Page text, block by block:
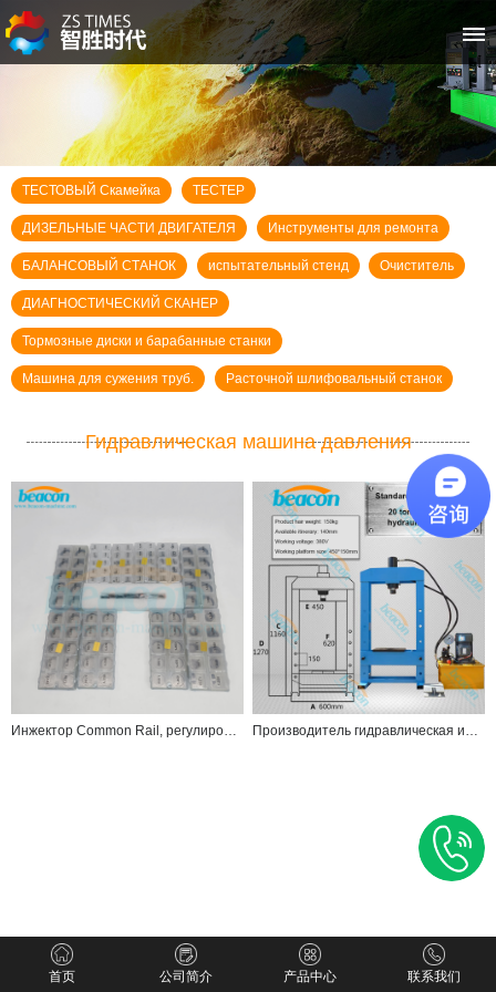
首页
关于智胜时代
空压机系列
冷水机系列
客户案例
新闻资讯
联系我们
ТЕСТОВЫЙ Скамейка ТЕСТЕР
ДИЗЕЛЬНЫЕ ЧАСТИ ДВИГАТЕЛЯ Инструменты для ремонта
БАЛАНСОВЫЙ СТАНОК испытательный стенд Очиститель
ДИАГНОСТИЧЕСКИЙ СКАНЕР
Тормозные диски и барабанные станки
Машина для сужения труб. Расточной шлифовальный станок
Гидравлическая машина давления
首页 公司简介 产品中心 联系我们